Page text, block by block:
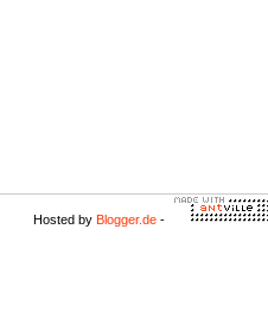
Hosted by Blogger.de -